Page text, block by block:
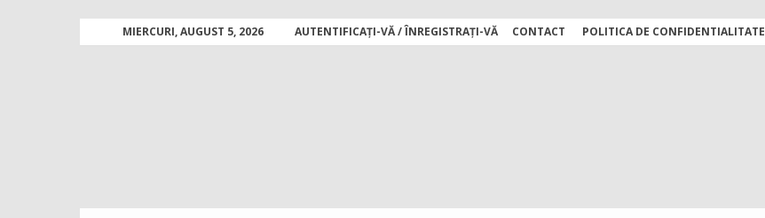
MIERCURI, AUGUST 5, 2026 AUTENTIFICAȚI-VĂ / ÎNREGISTRAȚI-VĂ CONTACT POLITICA DE CONFIDENTIALITATE